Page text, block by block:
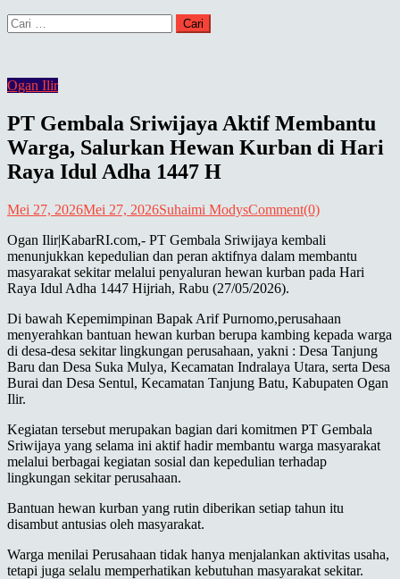
Cari
untuk:
Ogan Ilir
PT Gembala Sriwijaya Aktif Membantu
Warga, Salurkan Hewan Kurban di Hari
Raya Idul Adha 1447 H
Mei 27, 2026Mei 27, 2026Suhaimi ModysComment(0)
Ogan Ilir|KabarRI.com,- PT Gembala Sriwijaya kembali
menunjukkan kepedulian dan peran aktifnya dalam membantu
masyarakat sekitar melalui penyaluran hewan kurban pada Hari
Raya Idul Adha 1447 Hijriah, Rabu (27/05/2026).
Di bawah Kepemimpinan Bapak Arif Purnomo,perusahaan
menyerahkan bantuan hewan kurban berupa kambing kepada warga
di desa-desa sekitar lingkungan perusahaan, yakni : Desa Tanjung
Baru dan Desa Suka Mulya, Kecamatan Indralaya Utara, serta Desa
Burai dan Desa Sentul, Kecamatan Tanjung Batu, Kabupaten Ogan
Ilir.
Kegiatan tersebut merupakan bagian dari komitmen PT Gembala
Sriwijaya yang selama ini aktif hadir membantu warga masyarakat
melalui berbagai kegiatan sosial dan kepedulian terhadap
lingkungan sekitar perusahaan.
Bantuan hewan kurban yang rutin diberikan setiap tahun itu
disambut antusias oleh masyarakat.
Warga menilai Perusahaan tidak hanya menjalankan aktivitas usaha,
tetapi juga selalu memperhatikan kebutuhan masyarakat sekitar.